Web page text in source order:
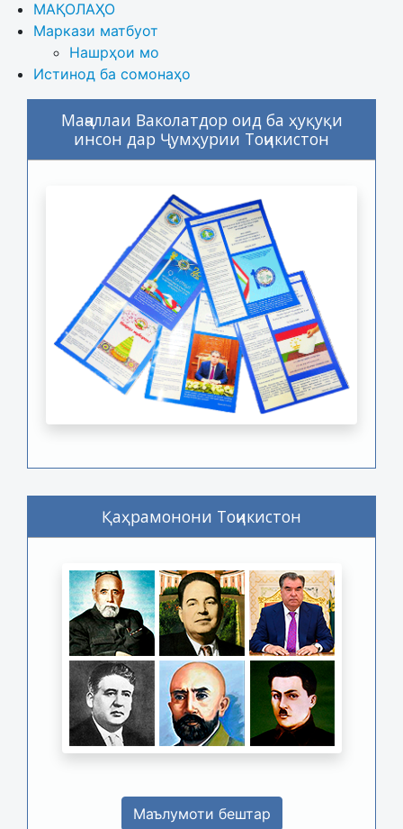
МАҚОЛАҲО
Маркази матбуот
Нашрҳои мо
Истинод ба сомонаҳо
Маҷаллаи Ваколатдор оид ба ҳуқуқи
инсон дар Ҷумҳурии Тоҷикистон
Қаҳрамонони Тоҷикистон
Маълумоти бештар